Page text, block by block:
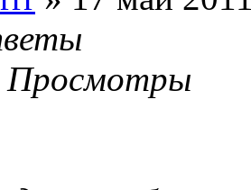
Просмотры